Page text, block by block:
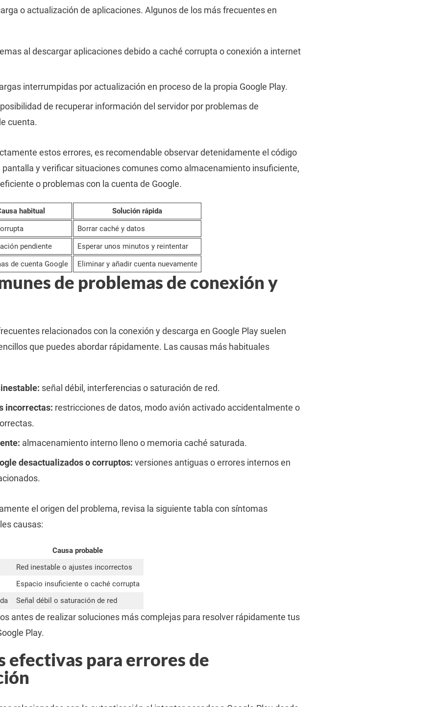
o actualización de aplicaciones. Algunos de los más frecuentes en
al descargar aplicaciones debido a caché corrupta o conexión a internet
interrumpidas por actualización en proceso de la propia Google Play.
de recuperar información del servidor por problemas de
cuenta.
estos errores, es recomendable observar detenidamente el código
y verificar situaciones comunes como almacenamiento insuficiente,
o problemas con la cuenta de Google.
habitual
Solución rápida
Borrar caché y datos
pendiente
Esperar unos minutos y reintentar
de cuenta Google
Eliminar y añadir cuenta nuevamente
de problemas de conexión y
relacionados con la conexión y descarga en Google Play suelen
que puedes abordar rápidamente. Las causas más habituales
señal débil, interferencias o saturación de red.
incorrectas: restricciones de datos, modo avión activado accidentalmente o
almacenamiento interno lleno o memoria caché saturada.
desactualizados o corruptos: versiones antiguas o errores internos en
el origen del problema, revisa la siguiente tabla con síntomas
causas:
Causa probable
Red inestable o ajustes incorrectos
Espacio insuficiente o caché corrupta
Señal débil o saturación de red
antes de realizar soluciones más complejas para resolver rápidamente tus
Play.
efectivas para errores de